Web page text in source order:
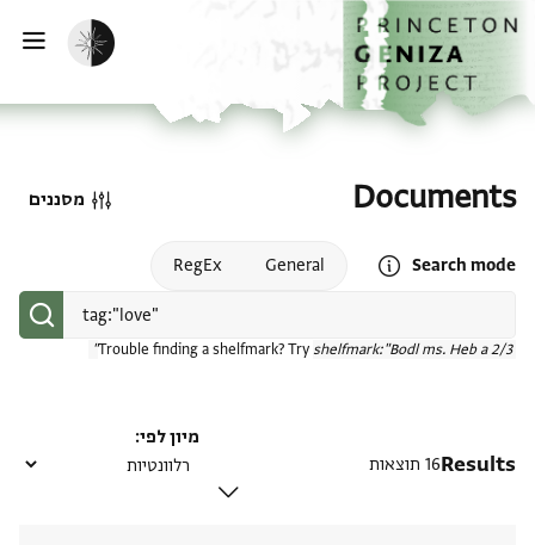
דילוג לתוכן
דף הבית
הפעלת מצב כהה
Documents
Search mode
Open search mode help
General
RegEx
Trouble finding a shelfmark? Try shelfmark:"Bodl ms. Heb a 2/3"
מסננים
Results16 תוצאות
מיון לפי